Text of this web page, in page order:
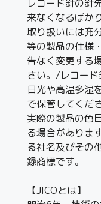
レコード針の針
来なくなるばか
取り扱いには充
等の製品の仕様
告なく変更する
さい。/レコー
日光や高温多湿
で保管してくだ
実際の製品の色
る場合がありま
る社名及びその
録商標です。
【JICOとは】